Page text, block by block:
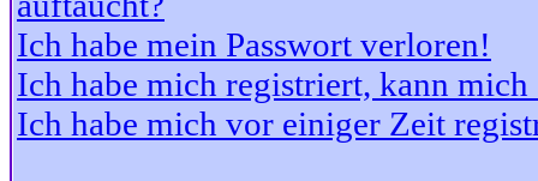
Ich habe mein Passwort verloren!
Ich habe mich registriert, kann
Ich habe mich vor einiger Zeit